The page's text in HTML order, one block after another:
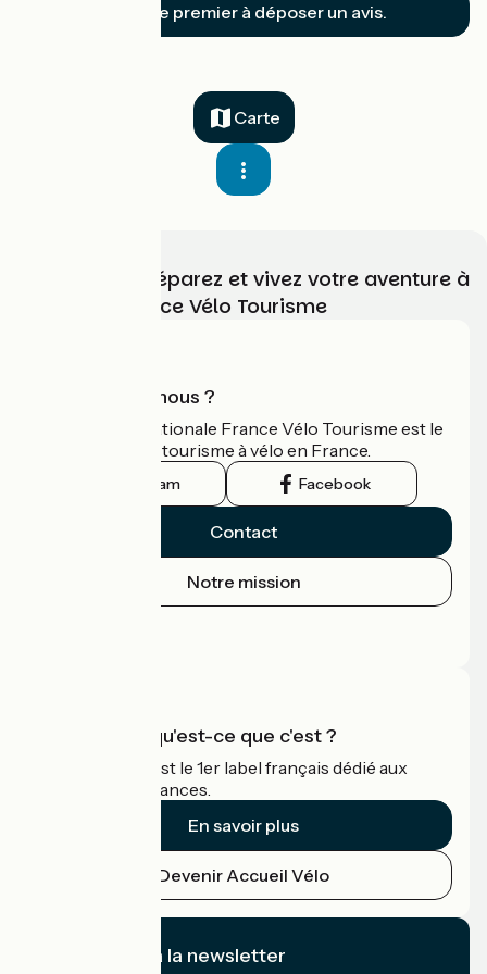
Soyez le premier à déposer un avis.
Carte
Choisissez, préparez et vivez votre aventure à
vélo avec France Vélo Tourisme
Qui sommes-nous ?
L'association nationale France Vélo Tourisme est le
guide officiel du tourisme à vélo en France.
Instagram Facebook
Contact
Notre mission
Accueil Vélo qu'est-ce que c'est ?
Accueil Vélo c'est le 1er label français dédié aux
cyclistes en vacances.
En savoir plus
Devenir Accueil Vélo
Je m'abonne à la newsletter